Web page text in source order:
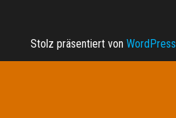
Stolz präsentiert von WordPress